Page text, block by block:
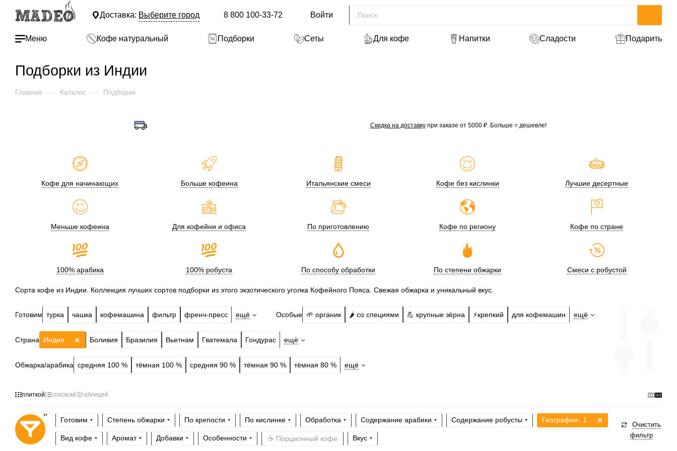
Доставка: Выберите город 8 800 100-33-72 Войти
Меню Кофе натуральный Подборки Сеты Для кофе Напитки Сладости Подарить
Подборки из Индии
Главная — Каталог — Подборки
Скидка на доставку при заказе от 5000 ₽. Больше = дешевле!
Кофе для начинающих Больше кофеина Итальянские смеси Кофе без кислинки Лучшие десертные
Меньше кофеина Для кофейни и офиса По приготовлению Кофе по региону Кофе по стране
100% арабика 100% робуста По способу обработки По степени обжарки Смеси с робустой
Сорта кофе из Индии. Коллекция лучших сортов подборки из этого экзотического уголка Кофейного Пояса. Свежая обжарка и уникальный вкус.
Готовим турка чашка кофемашина фильтр френч-пресс ещё Особые 🌱 органик 🌶️ со специями 💪 крупные зёрна ⚡️крепкий для кофемашин ещё
Страна Боливия Бразилия Вьетнам Гватемала Гондурас
Индия ещё
Обжарка/арабика средняя 100 % тёмная 100 % средняя 90 % тёмная 90 % тёмная 80 % ещё
плиткой списком таблицей
Готовим Степень обжарки По крепости По кислинке Обработка Содержание арабики Содержание робусты География: 1
Вид кофе Аромат Добавки Особенности ☕ Порционный кофе Вкус
Очистить
фильтр